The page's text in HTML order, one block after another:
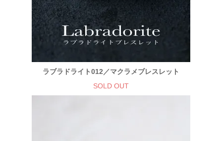
ラブラドライト012／マクラメブレスレット
SOLD OUT